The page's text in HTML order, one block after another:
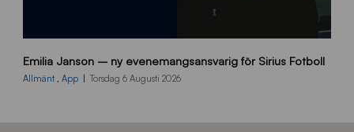
0
0
Emilia Janson – ny evenemangsansvarig för Sirius Fotboll
Allmänt App Torsdag 6 Augusti 2026